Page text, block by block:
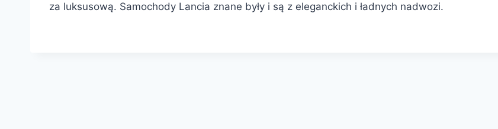
za luksusową. Samochody Lancia znane były i są z eleganckich i ładnych nadwozi.